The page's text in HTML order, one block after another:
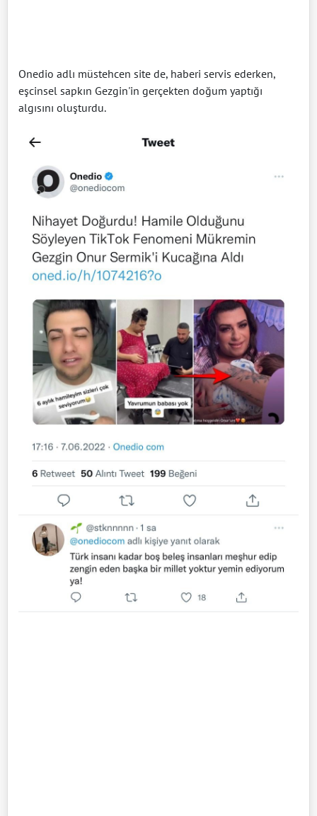
Onedio adlı müstehcen site de, haberi servis ederken,
eşcinsel sapkın Gezgin'in gerçekten doğum yaptığı
algısını oluşturdu.